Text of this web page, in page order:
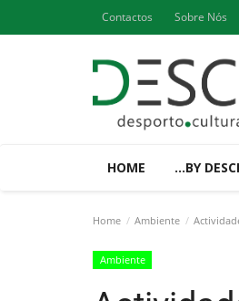
Contactos Sobre Nós
HOME ...BY
Home Ambiente
Ambiente